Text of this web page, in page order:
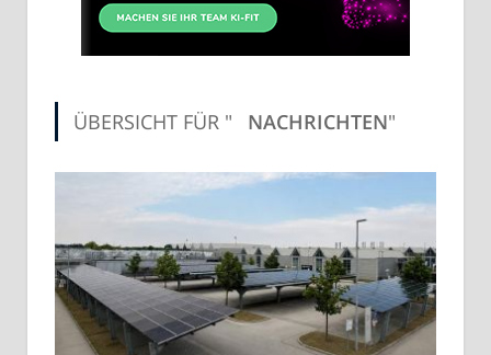
ÜBERSICHT FÜR " NACHRICHTEN"